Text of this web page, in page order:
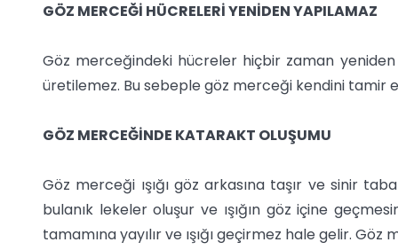
GÖZ MERCEĞİ HÜCRELERİ YENİDEN YAPILAMAZ
Göz merceğindeki hücreler hiçbir zaman
üretilemez. Bu sebeple göz merceği kendini tamir
GÖZ MERCEĞİNDE KATARAKT OLUŞUMU
Göz merceği ışığı göz arkasına taşır ve sinir
bulanık lekeler oluşur ve ışığın göz içine
tamamına yayılır ve ışığı geçirmez hale gelir.